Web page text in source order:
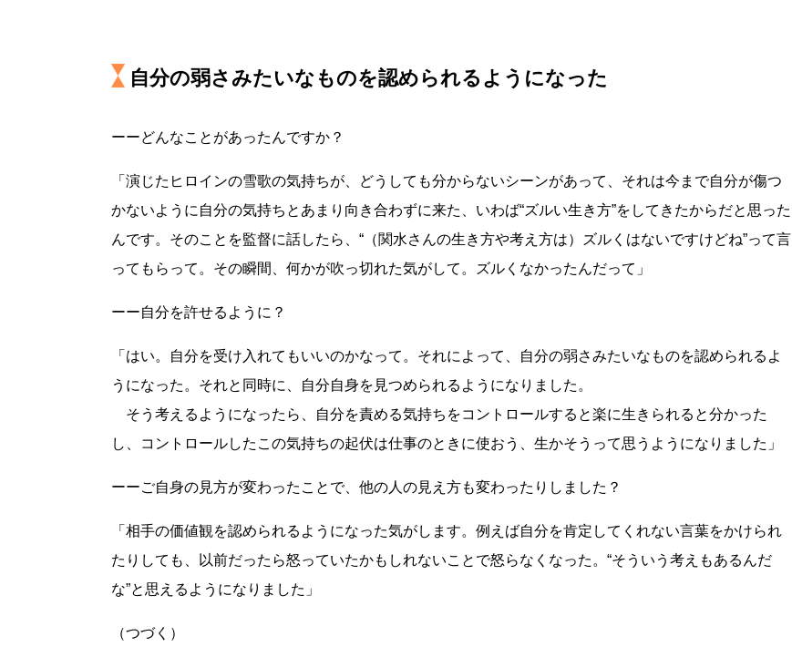
自分の弱さみたいなものを認められるようになった
ーーどんなことがあったんですか？
「演じたヒロインの雪歌の気持ちが、どうしても分からないシーンがあって、それは今まで自分が傷つ
かないように自分の気持ちとあまり向き合わずに来た、いわば“ズルい生き方”をしてきたからだと思った
んです。そのことを監督に話したら、“（関水さんの生き方や考え方は）ズルくはないですけどね”って言
ってもらって。その瞬間、何かが吹っ切れた気がして。ズルくなかったんだって」
ーー自分を許せるように？
「はい。自分を受け入れてもいいのかなって。それによって、自分の弱さみたいなものを認められるよ
うになった。それと同時に、自分自身を見つめられるようになりました。
そう考えるようになったら、自分を責める気持ちをコントロールすると楽に生きられると分かった
し、コントロールしたこの気持ちの起伏は仕事のときに使おう、生かそうって思うようになりました」
ーーご自身の見方が変わったことで、他の人の見え方も変わったりしました？
「相手の価値観を認められるようになった気がします。例えば自分を肯定してくれない言葉をかけられ
たりしても、以前だったら怒っていたかもしれないことで怒らなくなった。“そういう考えもあるんだ
な”と思えるようになりました」
（つづく）